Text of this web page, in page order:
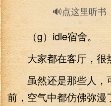
🔊点这里听书
（g）idle宿舍。
大家都在客厅，很
虽然还是那些人，
前，空气中都仿佛弥漫